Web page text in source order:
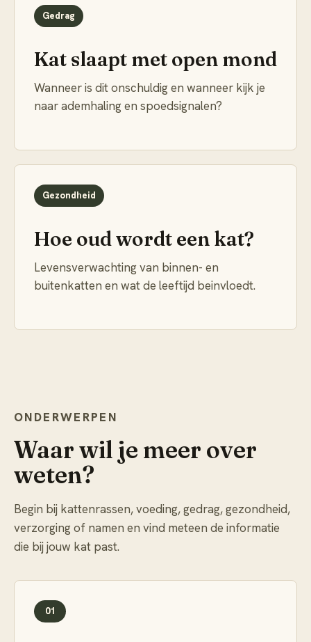
Gedrag
Kat slaapt met open mond
Wanneer is dit onschuldig en wanneer kijk je
naar ademhaling en spoedsignalen?
Gezondheid
Hoe oud wordt een kat?
Levensverwachting van binnen- en
buitenkatten en wat de leeftijd beinvloedt.
ONDERWERPEN
Waar wil je meer over
weten?
Begin bij kattenrassen, voeding, gedrag, gezondheid,
verzorging of namen en vind meteen de informatie
die bij jouw kat past.
01